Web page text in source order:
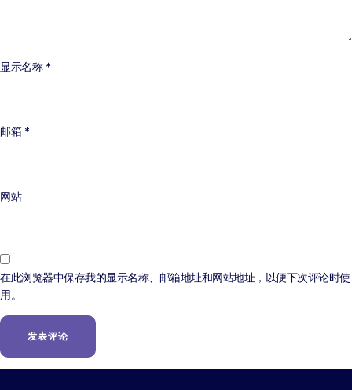
显示名称 *
邮箱 *
网站
在此浏览器中保存我的显示名称、邮箱地址和网站地址，以便下次评论时使
用。